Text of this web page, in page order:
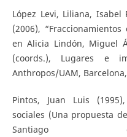
López Levi, Liliana, Isabel
(2006),
en Alicia Lindón, Miguel
(coords.), Lugares e
Anthropos/UAM,
Pintos, Juan Luis
sociales (Una propuesta
Santiago